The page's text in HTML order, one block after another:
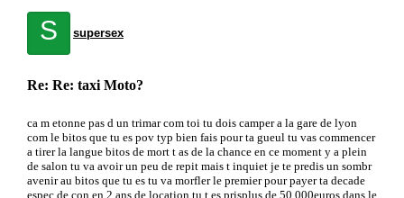
S supersex
Re: Re: taxi Moto?
ca m etonne pas d un trimar com toi tu dois camper a la gare de lyon
com le bitos que tu es pov typ bien fais pour ta gueul tu vas commencer
a tirer la langue bitos de mort t as de la chance en ce moment y a plein
de salon tu va avoir un peu de repit mais t inquiet je te predis un sombr
avenir au bitos que tu es tu va morfler le premier pour payer ta decade
espec de con en 2 ans de location tu t es prisplus de 50 000euros dans le